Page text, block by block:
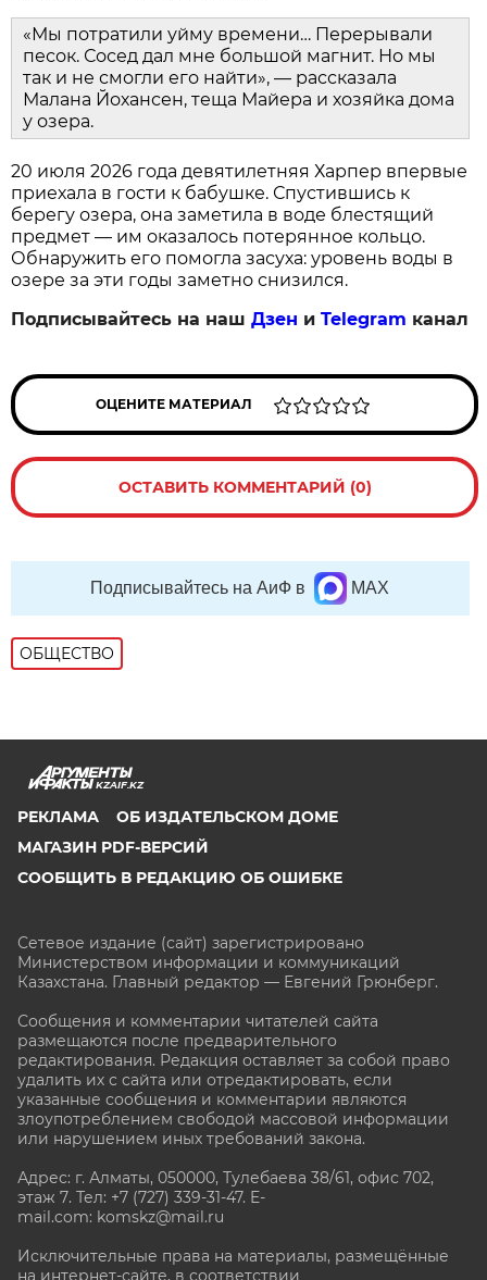
«Мы потратили уйму времени… Перерывали
песок. Сосед дал мне большой магнит. Но мы
так и не смогли его найти», — рассказала
Малана Йохансен, теща Майера и хозяйка дома
у озера.
20 июля 2026 года девятилетняя Харпер впервые
приехала в гости к бабушке. Спустившись к
берегу озера, она заметила в воде блестящий
предмет — им оказалось потерянное кольцо.
Обнаружить его помогла засуха: уровень воды в
озере за эти годы заметно снизился.
Подписывайтесь на нашДзен иTelegram канал
ОЦЕНИТЕ МАТЕРИАЛ
ОСТАВИТЬ КОММЕНТАРИЙ (0)
Подписывайтесь на АиФ в MAX
ОБЩЕСТВО
KZAIF.KZ
РЕКЛАМА
ОБ ИЗДАТЕЛЬСКОМ ДОМЕ
МАГАЗИН PDF-ВЕРСИЙ
СООБЩИТЬ В РЕДАКЦИЮ ОБ ОШИБКЕ
Сетевое издание (сайт) зарегистрировано
Министерством информации и коммуникаций
Казахстана. Главный редактор — Евгений Грюнберг.
Сообщения и комментарии читателей сайта
размещаются после предварительного
редактирования. Редакция оставляет за собой право
удалить их с сайта или отредактировать, если
указанные сообщения и комментарии являются
злоупотреблением свободой массовой информации
или нарушением иных требований закона.
Адрес: г. Алматы, 050000, Тулебаева 38/61, офис 702,
этаж 7. Тел: +7 (727) 339-31-47. E-
mail.com: komskz@mail.ru
Исключительные права на материалы, размещённые
на интернет-сайте, в соответствии